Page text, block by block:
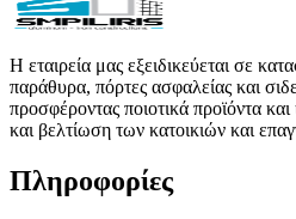
Η εταιρεία μας εξειδικεύεται σε
παράθυρα, πόρτες ασφαλείας και
προσφέροντας ποιοτικά προϊόντα
και βελτίωση των κατοικιών και
Πληροφορίες